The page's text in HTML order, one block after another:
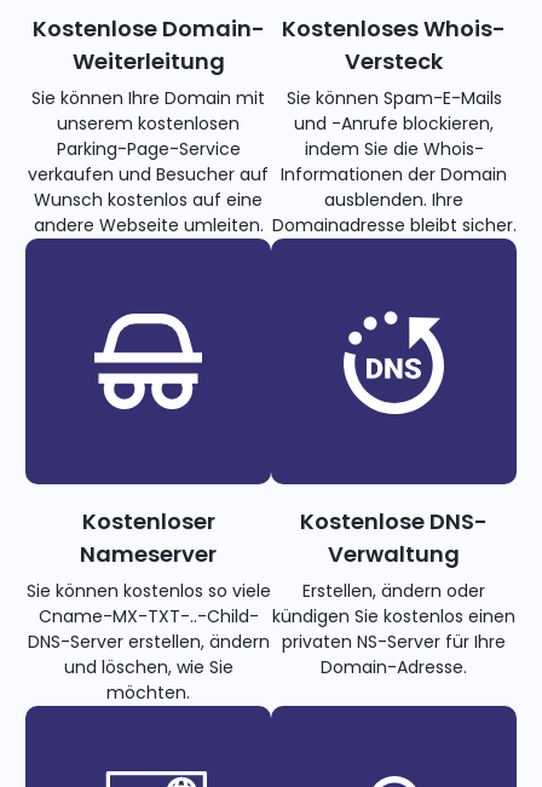
Kostenlose Domain-
Weiterleitung
Sie können Ihre Domain mit
unserem kostenlosen
Parking-Page-Service
verkaufen und Besucher auf
Wunsch kostenlos auf eine
andere Webseite umleiten.
Kostenloses Whois-
Versteck
Sie können Spam-E-Mails
und -Anrufe blockieren,
indem Sie die Whois-
Informationen der Domain
ausblenden. Ihre
Domainadresse bleibt sicher.
Kostenloser
Nameserver
Sie können kostenlos so viele
Cname-MX-TXT-..-Child-
DNS-Server erstellen, ändern
und löschen, wie Sie
möchten.
Kostenlose DNS-
Verwaltung
Erstellen, ändern oder
kündigen Sie kostenlos einen
privaten NS-Server für Ihre
Domain-Adresse.